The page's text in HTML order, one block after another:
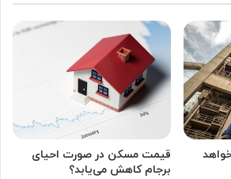
قیمت مسکن در صورت احیای
برجام کاهش می‌یابد؟